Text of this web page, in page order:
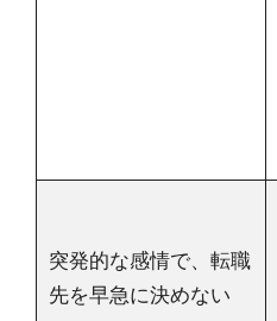
突発的な感情で、転職
先を早急に決めない